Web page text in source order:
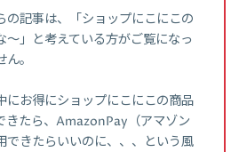
の記事は、「ショップにこにこの
～」と考えている方がご覧になっ
。
にお得にショップにこにこの商品
きたら、AmazonPay（アマゾン
できたらいいのに、、、という風